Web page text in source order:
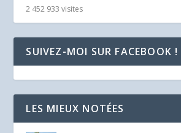
2 452 933 visites
SUIVEZ-MOI SUR FACEBOOK !
LES MIEUX NOTÉES